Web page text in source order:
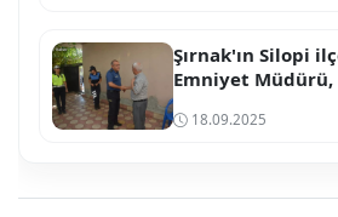
Şırnak'ın Silopi
Emniyet Müdürü,
18.09.2025